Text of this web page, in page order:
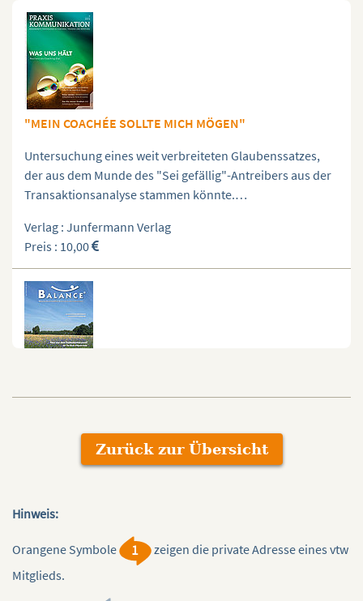
"MEIN COACHÉE SOLLTE MICH MÖGEN"
Untersuchung eines weit verbreiteten Glaubenssatzes,
der aus dem Munde des "Sei gefällig"-Antreibers aus der
Transaktionsanalyse stammen könnte.…
Verlag : Junfermann Verlag
Preis : 10,00
finde ich meine Antworten? The Work in Aktion –
Untersuchung eines universellen Glaubenssatzes:…
Zurück zur Übersicht
Hinweis:
Orangene Symbole
zeigen die private Adresse eines vtw
Mitglieds.